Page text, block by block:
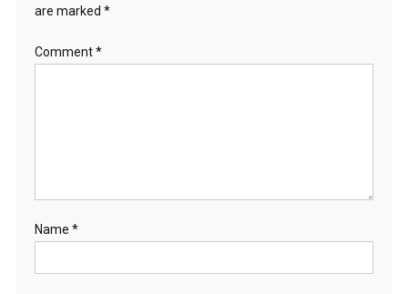
are marked *
Comment*
Name *